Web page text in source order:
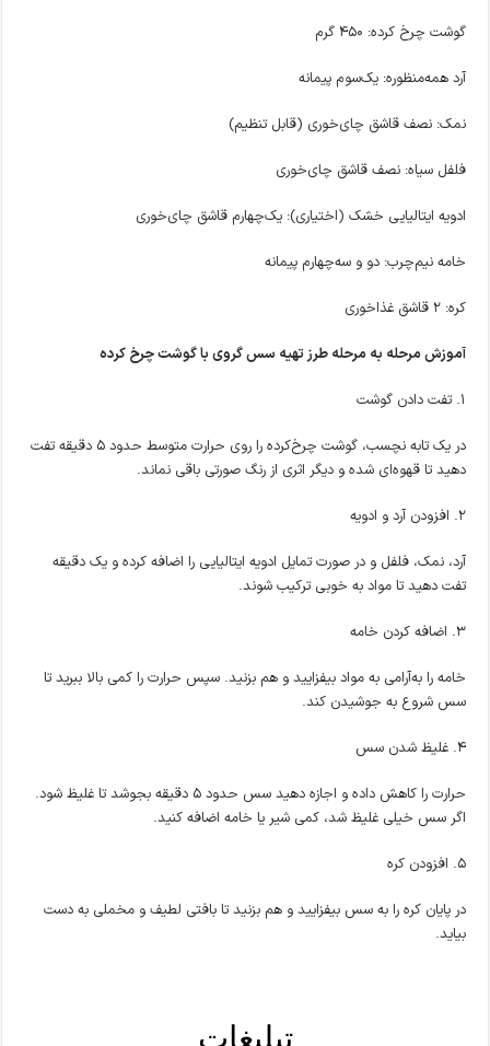
گوشت چرخ کرده: ۴۵۰ گرم
آرد همه‌منظوره: یک‌سوم پیمانه
نمک: نصف قاشق چای‌خوری (قابل تنظیم)
فلفل سیاه: نصف قاشق چای‌خوری
ادویه ایتالیایی خشک (اختیاری): یک‌چهارم قاشق چای‌خوری
خامه نیم‌چرب: دو و سه‌چهارم پیمانه
کره: ۲ قاشق غذاخوری
آموزش مرحله به مرحله طرز تهیه سس گروی با گوشت چرخ کرده
۱. تفت دادن گوشت
در یک تابه نچسب، گوشت چرخ‌کرده را روی حرارت متوسط حدود ۵ دقیقه تفت
دهید تا قهوه‌ای شده و دیگر اثری از رنگ صورتی باقی نماند.
۲. افزودن آرد و ادویه
آرد، نمک، فلفل و در صورت تمایل ادویه ایتالیایی را اضافه کرده و یک دقیقه
تفت دهید تا مواد به خوبی ترکیب شوند.
۳. اضافه کردن خامه
خامه را به‌آرامی به مواد بیفزایید و هم بزنید. سپس حرارت را کمی بالا ببرید تا
سس شروع به جوشیدن کند.
۴. غلیظ شدن سس
حرارت را کاهش داده و اجازه دهید سس حدود ۵ دقیقه بجوشد تا غلیظ شود.
اگر سس خیلی غلیظ شد، کمی شیر یا خامه اضافه کنید.
۵. افزودن کره
در پایان کره را به سس بیفزایید و هم بزنید تا بافتی لطیف و مخملی به دست
بیاید.
تبلیغات